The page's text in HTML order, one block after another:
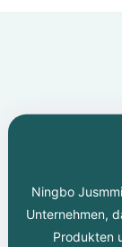
Ningbo
Unternehmen,
Produkten